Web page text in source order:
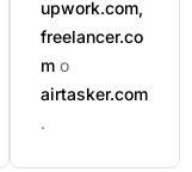
upwork.com,
freelancer.co
m o
airtasker.com
.